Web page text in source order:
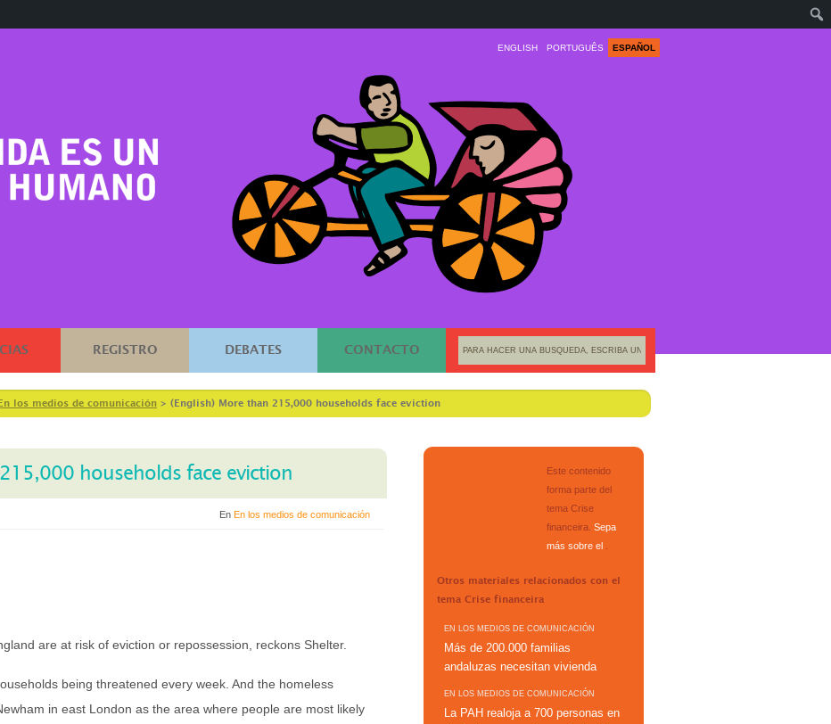
ENGLISH PORTUGUÊS ESPAÑOL
REGISTRO DEBATES CONTACTO
En los medios de comunicación > (English) More than 215,000 households face eviction
households face eviction
En En los medios de comunicación
are at risk of eviction or repossession, reckons Shelter.
being threatened every week. And the homeless
in east London as the area where people are most likely
Este contenido
forma parte del
tema Crise
financeira Sepa
más sobre el
Otros materiales relacionados con el
tema Crise financeira
EN LOS MEDIOS DE COMUNICACIÓN
Más de 200.000 familias
andaluzas necesitan vivienda
EN LOS MEDIOS DE COMUNICACIÓN
La PAH realoja a 700 personas en